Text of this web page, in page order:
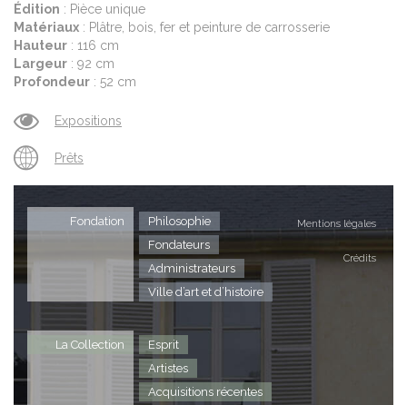
Édition : Pièce unique
Matériaux : Plâtre, bois, fer et peinture de carrosserie
Hauteur : 116 cm
Largeur : 92 cm
Profondeur : 52 cm
Expositions
Prêts
Mentions légales
Crédits
Fondation
Philosophie
Fondateurs
Administrateurs
Ville d’art et d’histoire
La Collection
Esprit
Artistes
Acquisitions récentes